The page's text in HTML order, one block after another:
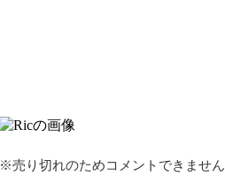
※売り切れのためコメントできません